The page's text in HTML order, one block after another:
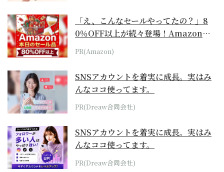
「え、こんなセールやってたの？」8
0％OFF以上が続々登場！Amazonの
本気が...
PR(Amazon)
SNSアカウントを着実に成長。実はみ
んなココ使ってます。
PR(Dreaw合同会社)
SNSアカウントを着実に成長。実はみ
んなココ使ってます。
PR(Dreaw合同会社)